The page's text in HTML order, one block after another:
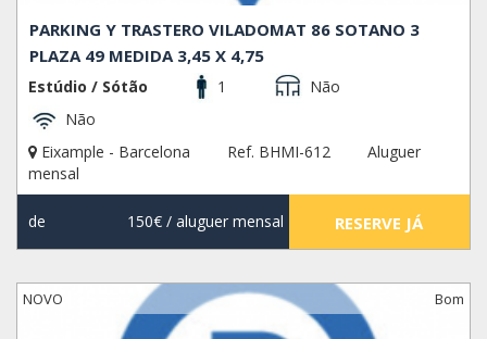
PARKING Y TRASTERO VILADOMAT 86 SOTANO 3
PLAZA 49 MEDIDA 3,45 X 4,75
Estúdio / Sótão 1
Não
Não
Eixample - Barcelona
Ref. BHMI-612
Aluguer
mensal
de 150€/ aluguer mensal RESERVE JÁ
NOVO Bom